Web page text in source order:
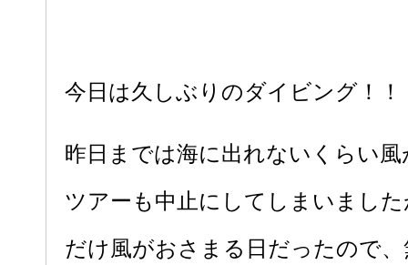
今日は久しぶりのダイビング！！
昨日までは海に出れないくらい
ツアーも中止にしてしまいまし
だけ風がおさまる日だったので